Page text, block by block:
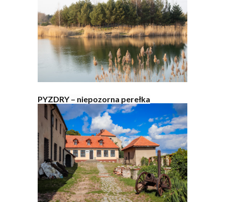
PYZDRY – niepozorna perełka